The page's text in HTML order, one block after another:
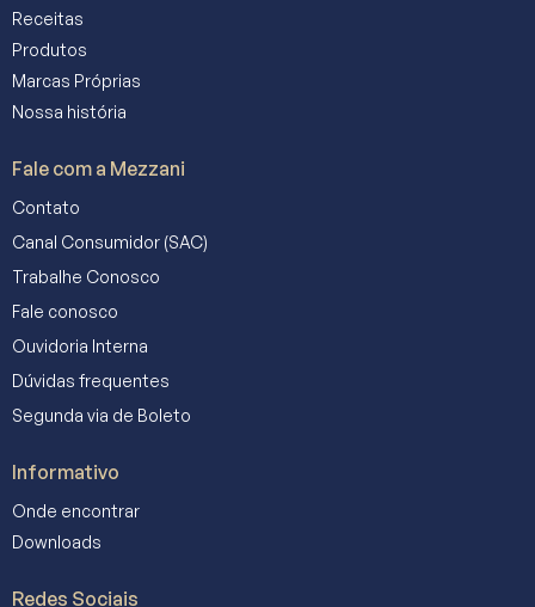
Receitas
Produtos
Marcas Próprias
Nossa história
Fale com a Mezzani
Contato
Canal Consumidor (SAC)
Trabalhe Conosco
Fale conosco
Ouvidoria Interna
Dúvidas frequentes
Segunda via de Boleto
Informativo
Onde encontrar
Downloads
Redes Sociais